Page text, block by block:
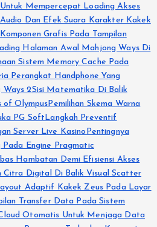
Mempercepat Loading Akses
Dan Efek Suara Karakter Kakek
Grafis Pada Tampilan
Halaman Awal Mahjong Ways Di
Sistem Memory Cache Pada
Perangkat Handphone Yang
Ways 2Sisi Matematika Di Balik
of Olympus Pemilihan Skema Warna
PG Soft Langkah Preventif
Server Live Kasino Pentingnya
Pada Engine Pragmatic
Hambatan Demi Efisiensi Akses
Citra Digital Di Balik Visual Scatter
Adaptif Kakek Zeus Pada Layar
Transfer Data Pada Sistem
Otomatis Untuk Menjaga Data